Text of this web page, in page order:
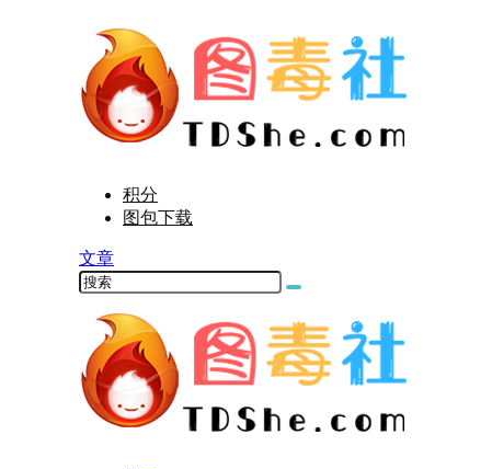
积分
图包下载
文章